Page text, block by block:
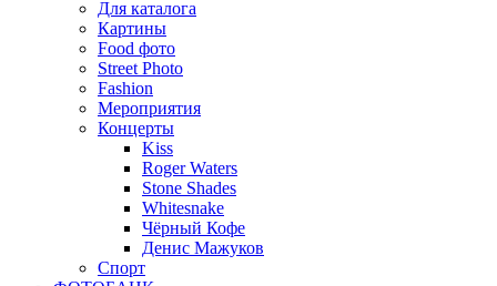
Для каталога
Картины
Food фото
Street Photo
Fashion
Мероприятия
Концерты
Kiss
Roger Waters
Stone Shades
Whitesnake
Чёрный Кофе
Денис Мажуков
Спорт